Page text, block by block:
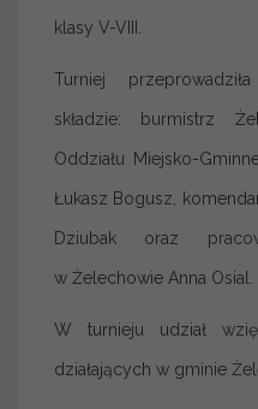
klasy V-VIII.
Turniej
składzie: burmistrz
Oddziału Miejsko-
Łukasz Bogusz,
Dziubak oraz
w Żelechowie Anna Osial.
W turnieju udział
działających w gminie